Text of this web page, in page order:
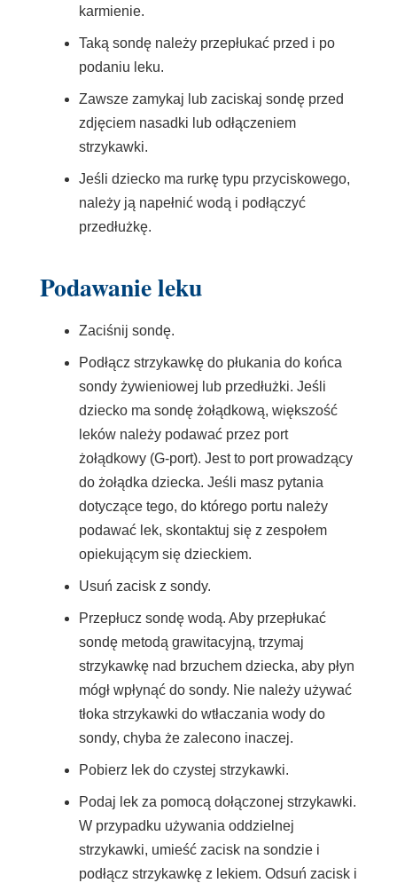
karmienie.
Taką sondę należy przepłukać przed i po
podaniu leku.
Zawsze zamykaj lub zaciskaj sondę przed
zdjęciem nasadki lub odłączeniem
strzykawki.
Jeśli dziecko ma rurkę typu przyciskowego,
należy ją napełnić wodą i podłączyć
przedłużkę.
Podawanie leku
Zaciśnij sondę.
Podłącz strzykawkę do płukania do końca
sondy żywieniowej lub przedłużki. Jeśli
dziecko ma sondę żołądkową, większość
leków należy podawać przez port
żołądkowy (G-port). Jest to port prowadzący
do żołądka dziecka. Jeśli masz pytania
dotyczące tego, do którego portu należy
podawać lek, skontaktuj się z zespołem
opiekującym się dzieckiem.
Usuń zacisk z sondy.
Przepłucz sondę wodą. Aby przepłukać
sondę metodą grawitacyjną, trzymaj
strzykawkę nad brzuchem dziecka, aby płyn
mógł wpłynąć do sondy. Nie należy używać
tłoka strzykawki do wtłaczania wody do
sondy, chyba że zalecono inaczej.
Pobierz lek do czystej strzykawki.
Podaj lek za pomocą dołączonej strzykawki.
W przypadku używania oddzielnej
strzykawki, umieść zacisk na sondzie i
podłącz strzykawkę z lekiem. Odsuń zacisk i